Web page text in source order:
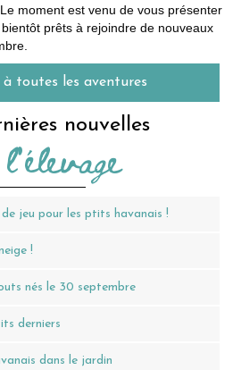
moment est venu de vous présenter
prêts à rejoindre de nouveaux
à toutes les aventures
nouvelles
jeu pour les ptits havanais !
!
nés le 30 septembre
derniers
dans le jardin